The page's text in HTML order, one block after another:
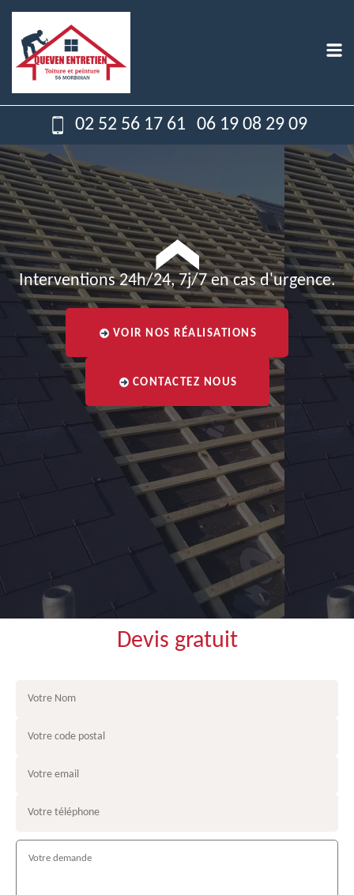
02 52 56 17 61 06 19 08 29 09
Interventions 24h/24, 7j/7 en cas d'urgence.
VOIR NOS RÉALISATIONS
CONTACTEZ NOUS
Devis gratuit